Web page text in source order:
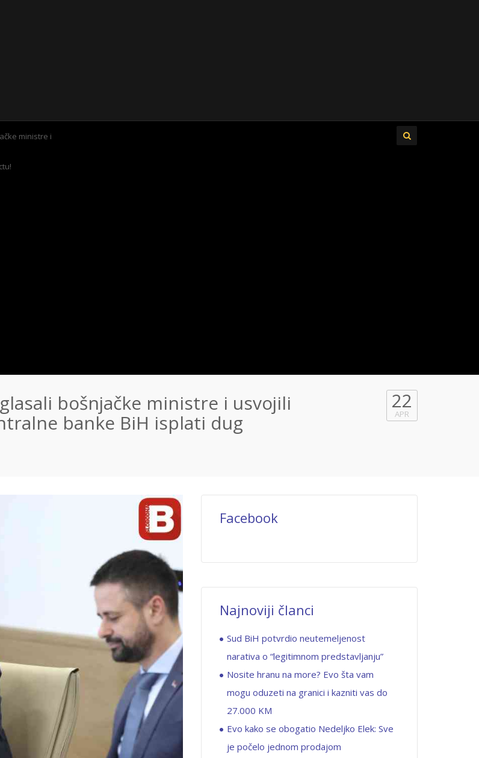
ministre i
bošnjačke ministre i usvojili
banke BiH isplati dug
22
APR
Facebook
Najnoviji članci
Sud BiH potvrdio neutemeljenost
narativa o “legitimnom predstavljanju”
Nosite hranu na more? Evo šta vam
mogu oduzeti na granici i kazniti vas do
27.000 KM
Evo kako se obogatio Nedeljko Elek: Sve
je počelo jednom prodajom